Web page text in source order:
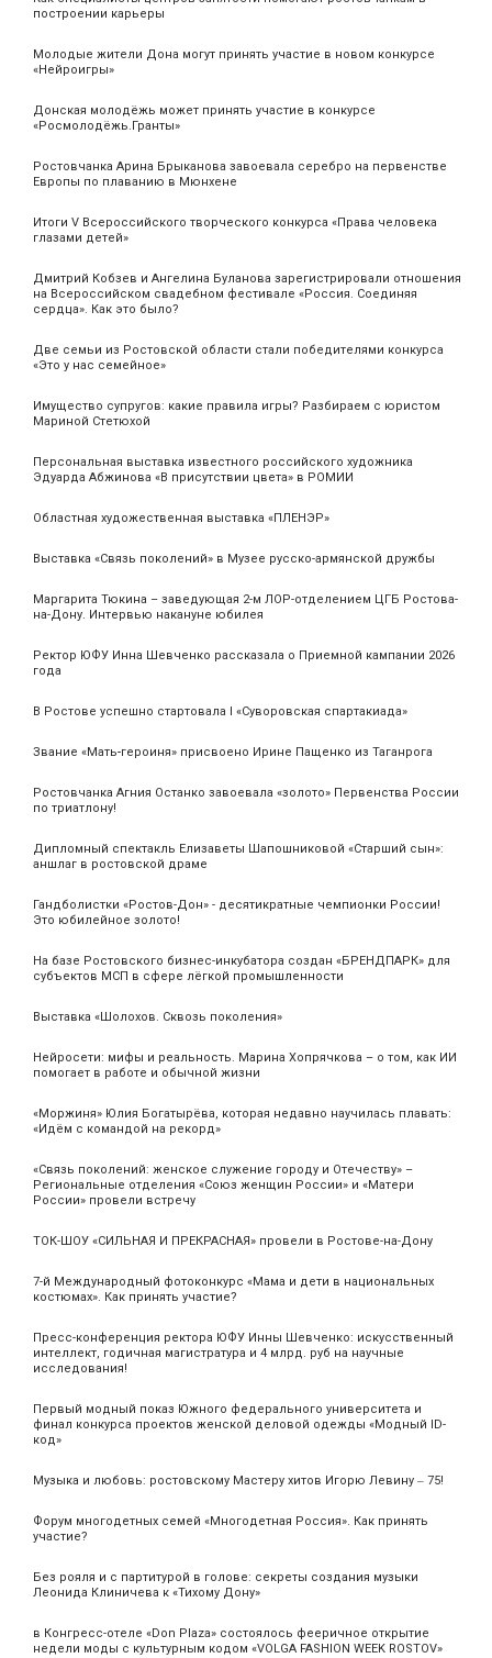
построении карьеры
Молодые жители Дона могут принять участие в новом конкурсе
«Нейроигры»
Донская молодёжь может принять участие в конкурсе
«Росмолодёжь.Гранты»
Ростовчанка Арина Брыканова завоевала серебро на первенстве
Европы по плаванию в Мюнхене
Итоги V Всероссийского творческого конкурса «Права человека
глазами детей»
Дмитрий Кобзев и Ангелина Буланова зарегистрировали отношения
на Всероссийском свадебном фестивале «Россия. Соединяя
сердца». Как это было?
Две семьи из Ростовской области стали победителями конкурса
«Это у нас семейное»
Имущество супругов: какие правила игры? Разбираем с юристом
Мариной Стетюхой
Персональная выставка известного российского художника
Эдуарда Абжинова «В присутствии цвета» в РОМИИ
Областная художественная выставка «ПЛЕНЭР»
Выставка «Связь поколений» в Музее русско-армянской дружбы
Маргарита Тюкина – заведующая 2-м ЛОР-отделением ЦГБ Ростова-
на-Дону. Интервью накануне юбилея
Ректор ЮФУ Инна Шевченко рассказала о Приемной кампании 2026
года
В Ростове успешно стартовала I «Суворовская спартакиада»
Звание «Мать‑героиня» присвоено Ирине Пащенко из Таганрога
Ростовчанка Агния Останко завоевала «золото» Первенства России
по триатлону!
Дипломный спектакль Елизаветы Шапошниковой «Старший сын»:
аншлаг в ростовской драме
Гандболистки «Ростов-Дон» - десятикратные чемпионки России!
Это юбилейное золото!
На базе Ростовского бизнес-инкубатора создан «БРЕНДПАРК» для
субъектов МСП в сфере лёгкой промышленности
Выставка «Шолохов. Сквозь поколения»
Нейросети: мифы и реальность. Марина Хопрячкова – о том, как ИИ
помогает в работе и обычной жизни
«Моржиня» Юлия Богатырёва, которая недавно научилась плавать:
«Идём с командой на рекорд»
«Связь поколений: женское служение городу и Отечеству» –
Региональные отделения «Союз женщин России» и «Матери
России» провели встречу
ТОК-ШОУ «СИЛЬНАЯ И ПРЕКРАСНАЯ» провели в Ростове-на-Дону
7-й Международный фотоконкурс «Мама и дети в национальных
костюмах». Как принять участие?
Пресс-конференция ректора ЮФУ Инны Шевченко: искусственный
интеллект, годичная магистратура и 4 млрд. руб на научные
исследования!
Первый модный показ Южного федерального университета и
финал конкурса проектов женской деловой одежды «Модный ID-
код»
Музыка и любовь: ростовскому Мастеру хитов Игорю Левину ‒ 75!
Форум многодетных семей «Многодетная Россия». Как принять
участие?
Без рояля и с партитурой в голове: секреты создания музыки
Леонида Клиничева к «Тихому Дону»
в Конгресс-отеле «Don Plaza» состоялось фееричное открытие
недели моды с культурным кодом «VOLGA FASHION WEEK ROSTOV»